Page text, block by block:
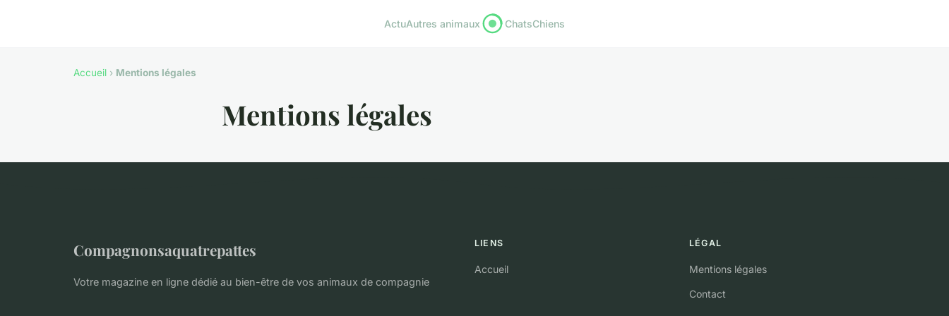
ActuAutres animaux ChatsChiens
Accueil › Mentions légales
Mentions légales
Compagnonsaquatrepattes
Votre magazine en ligne dédié au bien-être de vos animaux de compagnie
LIENS
Accueil
LÉGAL
Mentions légales
Contact